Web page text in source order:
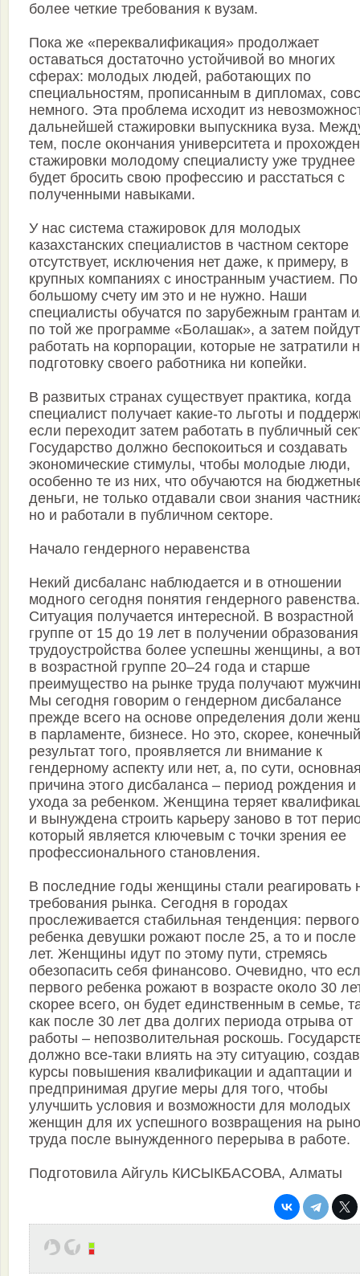
более четкие требования к вузам.
Пока же «переквалификация» продолжает
оставаться достаточно устойчивой во многих
сферах: молодых людей, работающих по
специальностям, прописанным в дипломах,
немного. Эта проблема исходит из
дальнейшей стажировки выпускника вуза.
тем, после окончания университета и
стажировки молодому специалисту уже труднее
будет бросить свою профессию и расстаться с
полученными навыками.
У нас система стажировок для молодых
казахстанских специалистов в частном секторе
отсутствует, исключения нет даже, к примеру, в
крупных компаниях с иностранным участием. По
большому счету им это и не нужно. Наши
специалисты обучатся по зарубежным грантам
по той же программе «Болашак», а затем пойдут
работать на корпорации, которые не затратили
подготовку своего работника ни копейки.
В развитых странах существует практика, когда
специалист получает какие-то льготы и
если переходит затем работать в публичный
Государство должно беспокоиться и создавать
экономические стимулы, чтобы молодые люди,
особенно те из них, что обучаются на
деньги, не только отдавали свои знания
но и работали в публичном секторе.
Начало гендерного неравенства
Некий дисбаланс наблюдается и в отношении
модного сегодня понятия гендерного равенства.
Ситуация получается интересной. В возрастной
группе от 15 до 19 лет в получении
трудоустройства более успешны женщины, а
в возрастной группе 20–24 года и старше
преимущество на рынке труда получают
Мы сегодня говорим о гендерном дисбалансе
прежде всего на основе определения доли
в парламенте, бизнесе. Но это, скорее, конечный
результат того, проявляется ли внимание к
гендерному аспекту или нет, а, по сути,
причина этого дисбаланса – период рождения и
ухода за ребенком. Женщина теряет
и вынуждена строить карьеру заново в тот
который является ключевым с точки зрения ее
профессионального становления.
В последние годы женщины стали реагировать
требования рынка. Сегодня в городах
прослеживается стабильная тенденция: первого
ребенка девушки рожают после 25, а то и после
лет. Женщины идут по этому пути, стремясь
обезопасить себя финансово. Очевидно, что
первого ребенка рожают в возрасте около 30
скорее всего, он будет единственным в семье,
как после 30 лет два долгих периода отрыва от
работы – непозволительная роскошь.
должно все-таки влиять на эту ситуацию,
курсы повышения квалификации и адаптации и
предпринимая другие меры для того, чтобы
улучшить условия и возможности для молодых
женщин для их успешного возвращения на
труда после вынужденного перерыва в работе.
Подготовила Айгуль КИСЫКБАСОВА, Алматы